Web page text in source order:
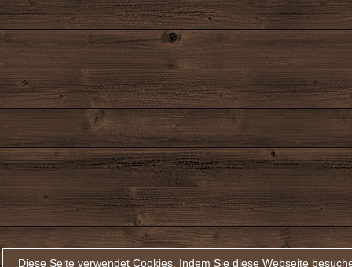
Diese Seite verwendet Cookies. Indem Sie diese Webseite